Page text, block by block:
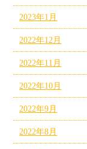
2023年1月
2022年12月
2022年11月
2022年10月
2022年9月
2022年8月